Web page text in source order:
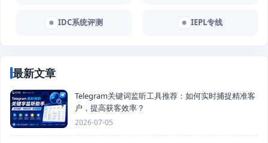
IDC系统评测 IEPL专线
最新文章
Telegram关键词监听工具推荐：如何实时捕捉精准客
户，提高获客效率？
2026-07-05